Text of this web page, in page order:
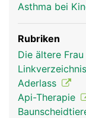
Asthma bei
Rubriken
Die ältere
Aderlass
Api-Therapie